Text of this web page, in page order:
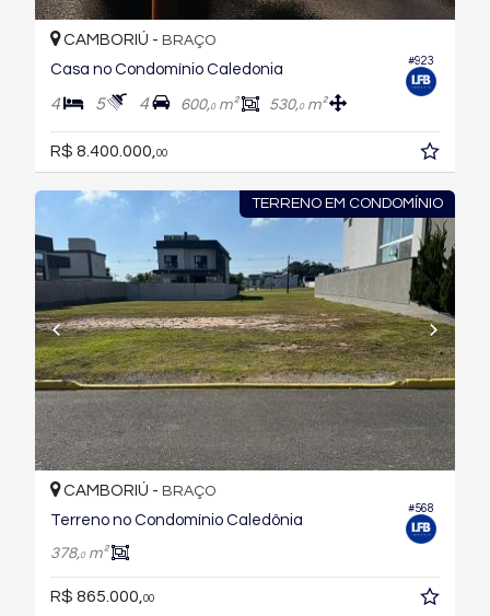
#923
CAMBORIÚ - BRAÇO
Casa no Condomínio Caledonia
4 5 4 600,0m² 530,0m²
R$ 8.400.000, 00
TERRENO EM CONDOMÍNIO
#568
CAMBORIÚ - BRAÇO
Terreno no Condomínio Caledônia
378,0m²
R$ 865.000,00